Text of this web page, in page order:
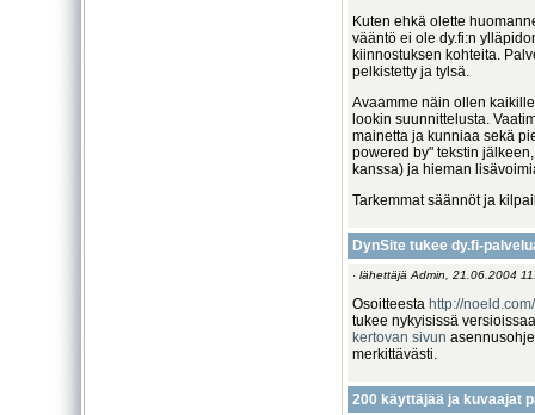
Kuten ehkä olette
vääntö ei ole dy.fi:n
kiinnostuksen kohteita.
pelkistetty ja tylsä.
Avaamme näin ollen
lookin suunnittelusta.
mainetta ja kunniaa sekä
powered by" tekstin
kanssa) ja hieman
Tarkemmat säännöt ja
DynSite tukee dy.fi-
· lähettäjä Admin, 21.06.2004
Osoitteesta http://
tukee nykyisissä
kertovan sivun
merkittävästi.
200 käyttäjää ja kuvaajat